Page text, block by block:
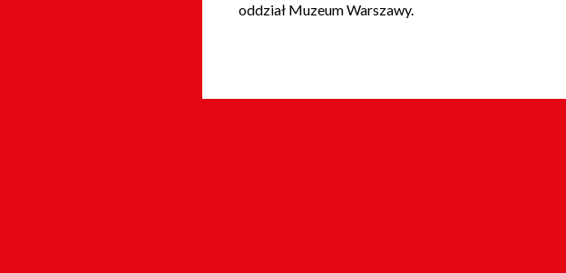
oddział Muzeum Warszawy.